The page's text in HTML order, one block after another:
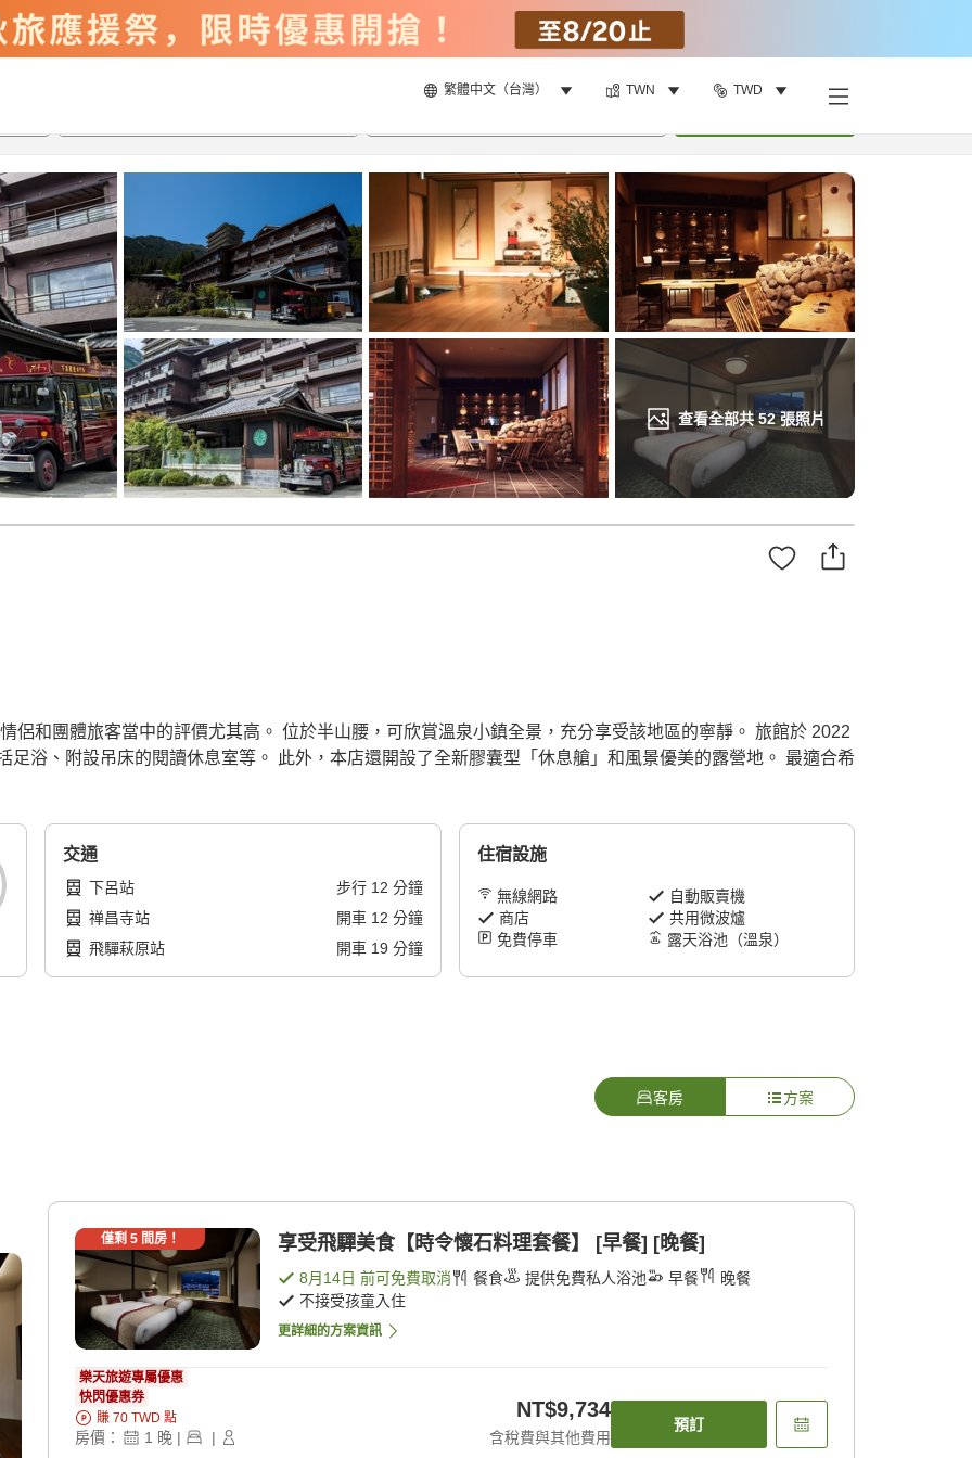
繁體中文（台灣） TWN TWD
查看全部共52張照片
侶和團體旅客當中的評價尤其高。 位於半山腰，可欣賞溫泉小鎮全景，充分享受該地區的寧靜。 旅館於 2022
足浴、附設吊床的閱讀休息室等。 此外，本店還開設了全新膠囊型「休息艙」和風景優美的露營地。 最適合希
交通
下呂站 步行 12 分鐘
禅昌寺站
開車 12 分鐘
飛驒萩原站
開車 19 分鐘
住宿設施
無線網路
自動販賣機
商店
共用微波爐
免費停車
露天浴池（溫泉）
客房 方案
僅剩 5間房！ 享受飛驒美食【時令懷石料理套餐】 [早餐] [晚餐]
8月14日 前可免費取消 餐食 提供免費私人浴池 早餐
晚餐
不接受孩童入住
更詳細的方案資訊
樂天旅遊專屬優惠
快閃優惠券
賺 70 TWD 點
房價： 1 晚 | |
NT$9,734
含稅費與其他費用
預訂